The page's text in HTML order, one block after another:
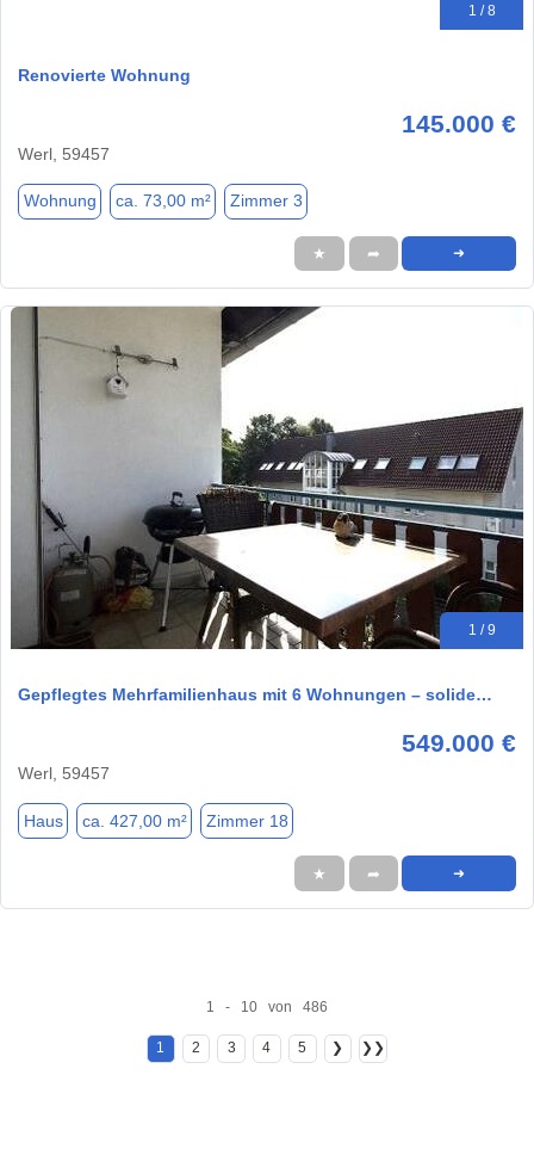
1 / 8
Renovierte Wohnung
145.000 €
Werl, 59457
Wohnung ca. 73,00 m² Zimmer 3
★ ➦ ➜
1 / 9
Gepflegtes Mehrfamilienhaus mit 6 Wohnungen – solide…
549.000 €
Werl, 59457
Haus ca. 427,00 m² Zimmer 18
★ ➦ ➜
1 - 10 von 486
1 2 3 4 5 ❯ ❯❯